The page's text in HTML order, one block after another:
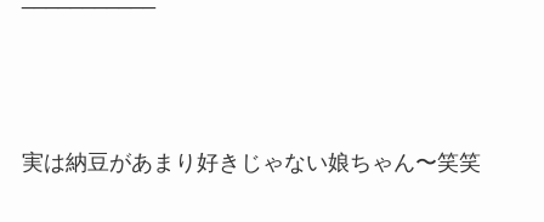
実は納豆があまり好きじゃない娘ちゃん〜笑笑